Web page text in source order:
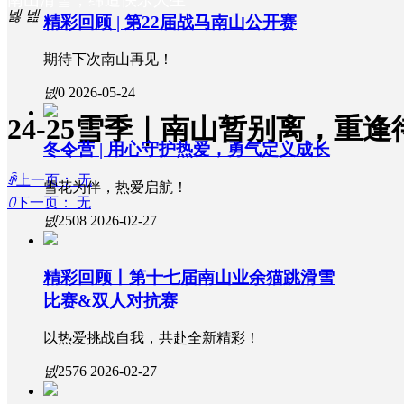
ꄷ 南山大食堂
PP雪山咖啡吧
ꄷ 南山新闻
专题活动
ꄷ 南山简介
南山22周年大事记
国》
24-25雪季｜南山暂别离，重逢
ꄴ上一页： 无
ꄲ下一页： 无
精彩回顾 | 第22届战马南山公开赛
期待下次南山再见！
넶0 2026-05-24
冬令营 | 用心守护热爱，勇气定义成长
雪花为伴，热爱启航！
넶2508 2026-02-27
精彩回顾丨第十七届南山业余猫跳滑雪
比赛&双人对抗赛
以热爱挑战自我，共赴全新精彩！
넶2576 2026-02-27
넳 넲